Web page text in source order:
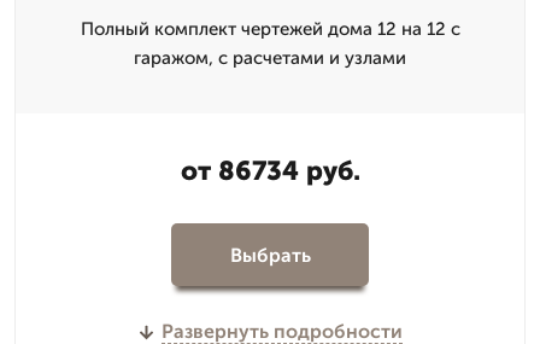
Полный комплект чертежей дома 12 на 12 с
гаражом, с расчетами и узлами
от 86734 руб.
Выбрать
Развернуть подробности